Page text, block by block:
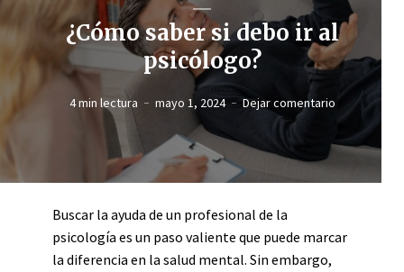
¿Cómo saber si debo ir al
psicólogo?
4 min lectura mayo 1, 2024 Dejar comentario
Buscar la ayuda de un profesional de la
psicología es un paso valiente que puede marcar
la diferencia en la salud mental. Sin embargo,